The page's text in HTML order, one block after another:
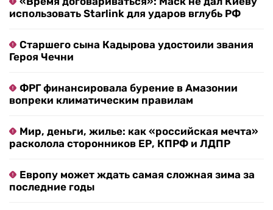
использовать Starlink для ударов вглубь РФ
Старшего сына Кадырова удостоили звания
Героя Чечни
ФРГ финансировала бурение в Амазонии
вопреки климатическим правилам
Мир, деньги, жилье: как «российская мечта»
расколола сторонников ЕР, КПРФ и ЛДПР
Европу может ждать самая сложная зима за
последние годы